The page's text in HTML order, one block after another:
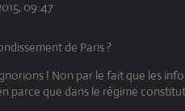
09:47
de Paris ?
! Non par le fait que les
parce que dans le régime